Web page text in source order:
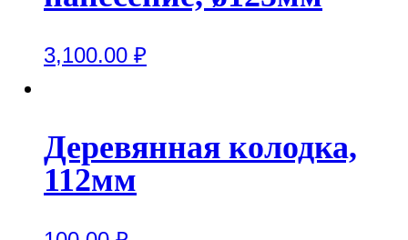
3,100.00 ₽
Деревянная колодка,
112мм